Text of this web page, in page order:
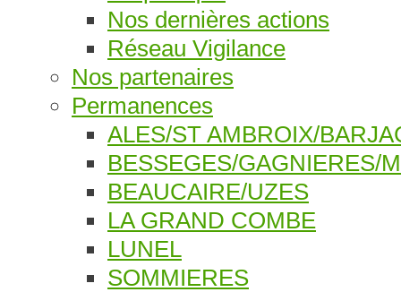
Nos dernières actions
Réseau Vigilance
Nos partenaires
Permanences
ALES/ST AMBROIX/
BESSEGES/GAGNIERES/
BEAUCAIRE/UZES
LA GRAND COMBE
LUNEL
SOMMIERES